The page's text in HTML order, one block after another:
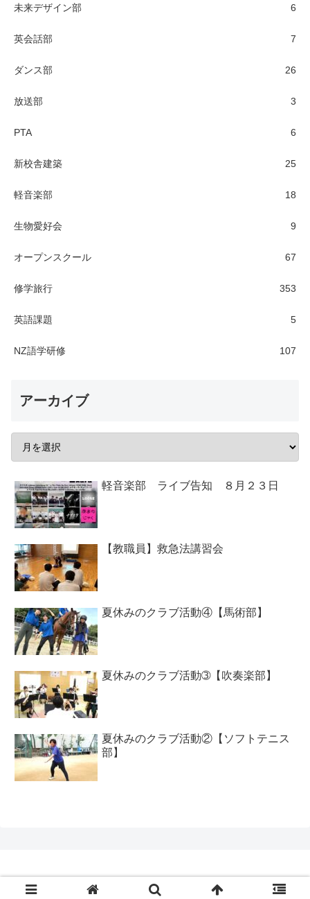
未来デザイン部 6
英会話部 7
ダンス部 26
放送部 3
PTA 6
新校舎建築 25
軽音楽部 18
生物愛好会 9
オープンスクール 67
修学旅行 353
英語課題 5
NZ語学研修 107
アーカイブ
軽音楽部 ライブ告知 ８月２３日
【教職員】救急法講習会
夏休みのクラブ活動④【馬術部】
夏休みのクラブ活動➂【吹奏楽部】
夏休みのクラブ活動②【ソフトテニス
部】
Copyright © 2020 工大高ブログ All Rights Reserved.